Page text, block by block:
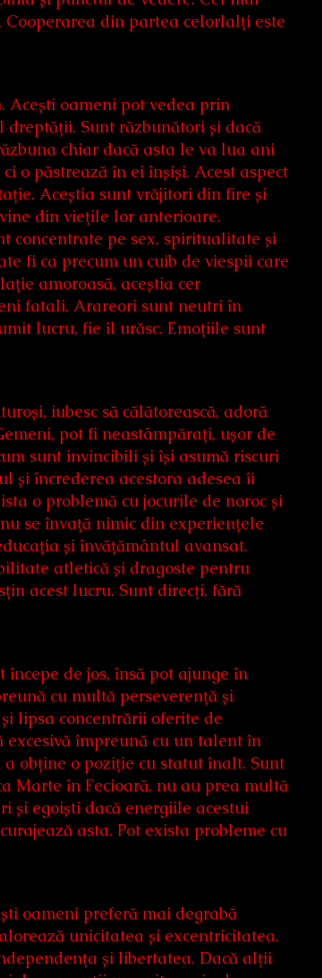
din partea celorlalți este
Acești oameni pot vedea prin
Sunt răzbunători și dacă
chiar dacă asta le va lua ani
o păstrează în ei înșiși. Acest aspect
Aceștia sunt vrăjitori din fire și
din viețile lor anterioare.
concentrate pe sex, spiritualitate și
fi ca precum un cuib de viespii care
amoroasă, aceștia cer
fatali. Arareori sunt neutri în
lucru, fie îl urăsc. Emoțiile sunt
iubesc să călătorească, adoră
pot fi neastâmpărați, ușor de
sunt invincibili și își asumă riscuri
și încrederea acestora adesea îi
o problemă cu jocurile de noroc și
se învață nimic din experiențele
și învățământul avansat.
atletică și dragoste pentru
acest lucru. Sunt direcți, fără
de jos, însă pot ajunge în
cu multă perseverență și
lipsa concentrării oferite de
împreună cu un talent în
obține o poziție cu statut înalt. Sunt
Marte în Fecioară, nu au prea multă
și egoiști dacă energiile acestui
asta. Pot exista probleme cu
oameni preferă mai degrabă
unicitatea și excentricitatea.
și libertatea. Dacă alții